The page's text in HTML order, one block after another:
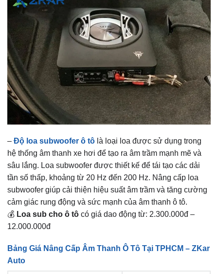
– Độ loa subwoofer ô tô là loại loa được sử dụng trong
hệ thống âm thanh xe hơi để tạo ra âm trầm mạnh mẽ và
sâu lắng. Loa subwoofer được thiết kế để tái tạo các dải
tần số thấp, khoảng từ 20 Hz đến 200 Hz. Nâng cấp loa
subwoofer giúp cải thiện hiệu suất âm trầm và tăng cường
cảm giác rung động và sức mạnh của âm thanh ô tô.
💰 Loa sub cho ô tô có giá dao động từ: 2.300.000đ –
12.000.000đ
Bảng Giá Nâng Cấp Âm Thanh Ô Tô Tại TPHCM – ZKar
Auto